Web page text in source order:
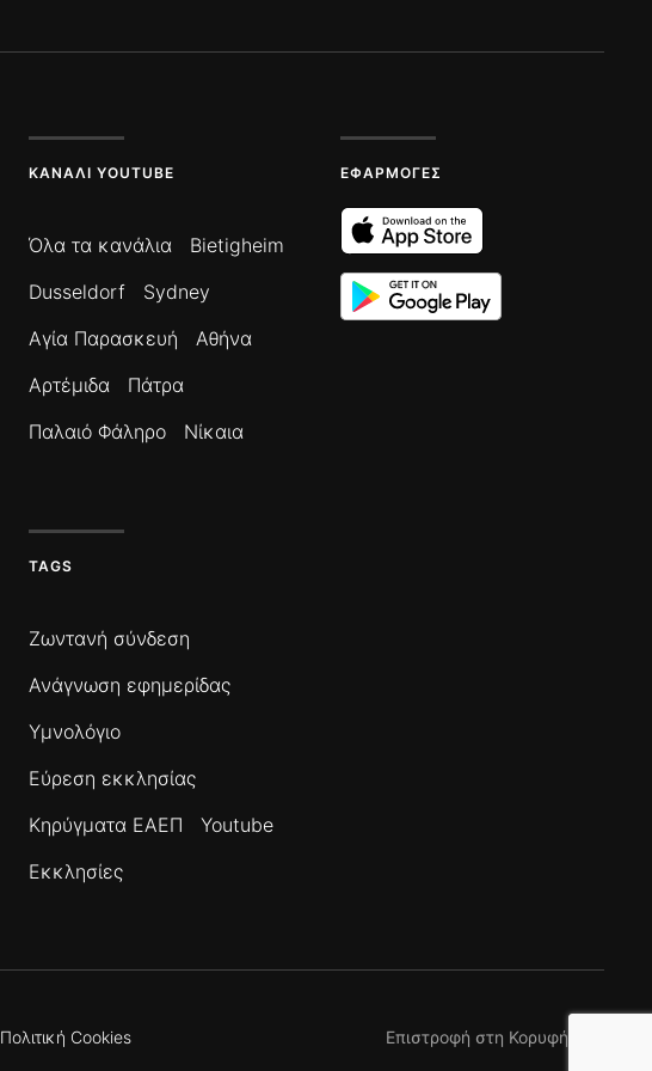
ΚΑΝΆΛΙ YOUTUBE
Όλα τα κανάλια
Bietigheim
Dusseldorf
Sydney
Αγία Παρασκευή
Αθήνα
Αρτέμιδα
Πάτρα
Παλαιό Φάληρο
Νίκαια
ΕΦΑΡΜΟΓΈΣ
TAGS
Ζωντανή σύνδεση
Ανάγνωση εφημερίδας
Υμνολόγιο
Εύρεση εκκλησίας
Κηρύγματα ΕΑΕΠ
Youtube
Εκκλησίες
Πολιτική Cookies Επιστροφή στη Κορυφή